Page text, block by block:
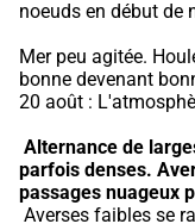
noeuds en début de
Mer peu agitée.
bonne devenant
20 août :
Alternance de
parfois denses.
passages nuageux